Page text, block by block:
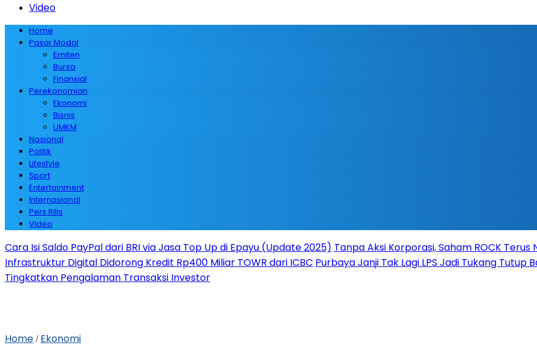
Video
Home
Pasar Modal
Emiten
Bursa
Finansial
Perekonomian
Ekonomi
Bisnis
UMKM
Nasional
Politik
Lifestyle
Sport
Entertainment
Internasional
Pers Rilis
Video
Cara Isi Saldo PayPal dari BRI via Jasa Top Up di Epayu (Update 2025) Tanpa Aksi Korporasi, Saham ROCK
Infrastruktur Digital Didorong Kredit Rp400 Miliar TOWR dari ICBC Purbaya Janji Tak Lagi LPS Jadi Tukang Tutup
Tingkatkan Pengalaman Transaksi Investor
Home / Ekonomi